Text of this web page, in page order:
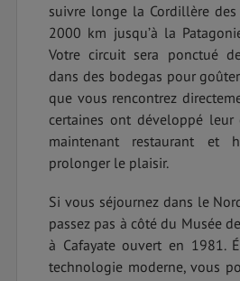
suivre longe la Cordillère
2000 km jusqu’à la
Votre circuit sera ponctué
dans des bodegas pour
que vous rencontrez
certaines ont développé
maintenant restaurant et
prolonger le plaisir.
Si vous séjournez dans le
passez pas à côté du Musée
à Cafayate ouvert en 1981.
technologie moderne, vous